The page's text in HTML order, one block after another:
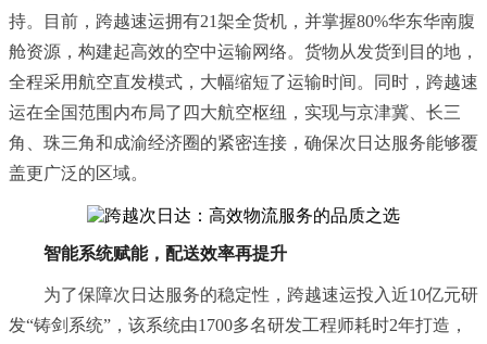
持。目前，跨越速运拥有21架全货机，并掌握80%华东华南腹
舱资源，构建起高效的空中运输网络。货物从发货到目的地，
全程采用航空直发模式，大幅缩短了运输时间。同时，跨越速
运在全国范围内布局了四大航空枢纽，实现与京津冀、长三
角、珠三角和成渝经济圈的紧密连接，确保次日达服务能够覆
盖更广泛的区域。
智能系统赋能，配送效率再提升
为了保障次日达服务的稳定性，跨越速运投入近10亿元研
发“铸剑系统”，该系统由1700多名研发工程师耗时2年打造，